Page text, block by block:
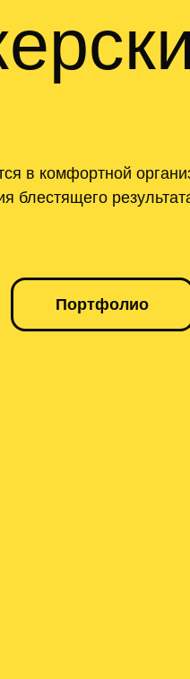
Портфолио
в комфортной
блестящего